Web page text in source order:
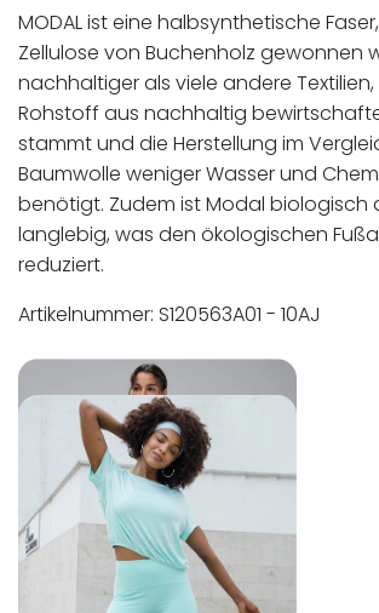
MODAL ist eine halbsynthetische
Zellulose von Buchenholz gewonnen
nachhaltiger als viele andere
Rohstoff aus nachhaltig
stammt und die Herstellung im
Baumwolle weniger Wasser und
benötigt. Zudem ist Modal
langlebig, was den ökologischen
reduziert.
Artikelnummer: S120563A01 - 10AJ
Maschinenwäsche bis 30°C
Nicht bleichen
Nicht bügeln
Nicht trocknergeeignet
In der EU niedergelassener
Wirtschaftsakteur: